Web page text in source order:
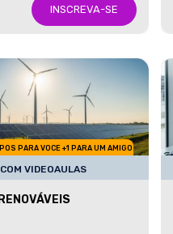
INSCREVA-SE
PARA VOCE +1 PARA UM AMIGO
COM VIDEOAULAS